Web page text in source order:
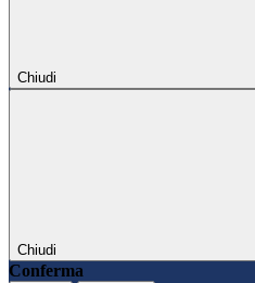
Chiudi
Chiudi
Conferma